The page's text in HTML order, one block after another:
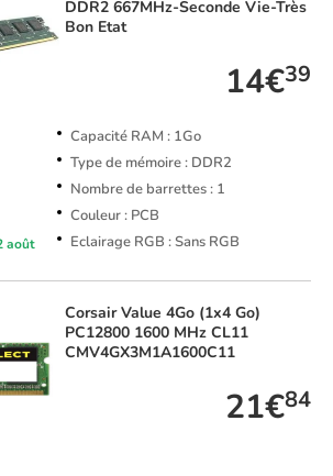
DDR2 667MHz-Seconde Vie-Très
Bon Etat
14€39
Capacité RAM : 1Go
Type de mémoire : DDR2
Nombre de barrettes : 1
Couleur : PCB
Eclairage RGB : Sans RGB
août
CorsairValue 4Go (1x4 Go)
PC12800 1600 MHz CL11
CMV4GX3M1A1600C11
21€84